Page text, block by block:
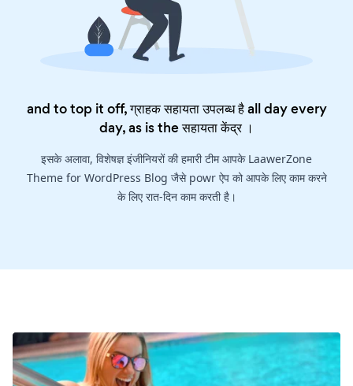
and to top it off, ग्राहक सहायता उपलब्ध है all day every
day, as is theसहायता केंद्र।
इसके अलावा, विशेषज्ञ इंजीनियरों की हमारी टीम आपके LaawerZone
Theme for WordPress Blog जैसे powr ऐप को आपके लिए काम करने
के लिए रात-दिन काम करती है।